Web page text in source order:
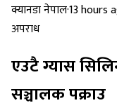
क्यानडा नेपाल·13 hours
अपराध
एउटै ग्यास
सञ्चालक पक्राउ